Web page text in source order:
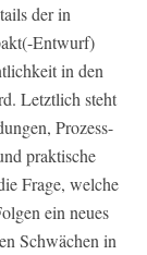
der in
Entwurf)
in den
Letztlich steht
Prozess-
praktische
Frage, welche
ein neues
Schwächen in